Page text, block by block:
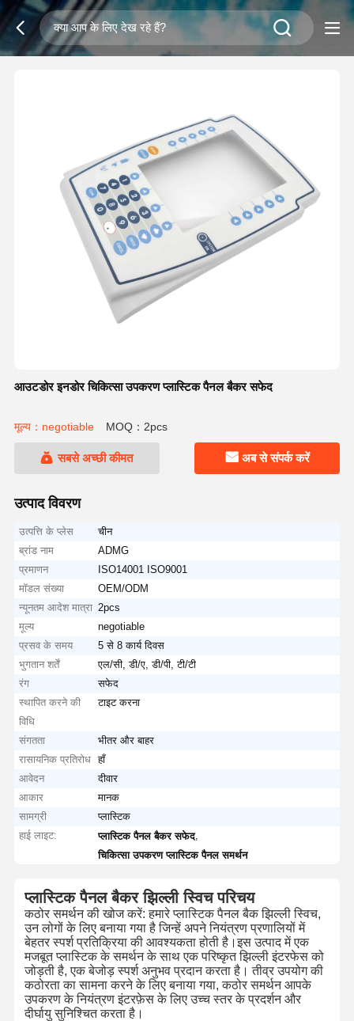
आउटडोर इनडोर चिकित्सा उपकरण प्लास्टिक पैनल बैकर सफेद
मूल्य：negotiable MOQ：2pcs
सबसे अच्छी कीमत अब से संपर्क करें
उत्पाद विवरण
उत्पत्ति के प्लेस
चीन
ब्रांड नाम
ADMG
प्रमाणन
ISO14001 ISO9001
मॉडल संख्या
OEM/ODM
न्यूनतम आदेश मात्रा 2pcs
मूल्य
negotiable
प्रसव के समय
5 से 8 कार्य दिवस
भुगतान शर्तें
एल/सी, डी/ए, डी/पी, टी/टी
रंग
सफेद
स्थापित करने की
विधि
टाइट करना
संगतता
भीतर और बाहर
रासायनिक प्रतिरोध
हाँ
आवेदन
दीवार
आकार
मानक
सामग्री
प्लास्टिक
हाई लाइट:
प्लास्टिक पैनल बैकर सफेद,
चिकित्सा उपकरण प्लास्टिक पैनल समर्थन
प्लास्टिक पैनल बैकर झिल्ली स्विच परिचय
कठोर समर्थन की खोज करें: हमारे प्लास्टिक पैनल बैक झिल्ली स्विच,
उन लोगों के लिए बनाया गया है जिन्हें अपने नियंत्रण प्रणालियों में
बेहतर स्पर्श प्रतिक्रिया की आवश्यकता होती है।इस उत्पाद में एक
मजबूत प्लास्टिक के समर्थन के साथ एक परिष्कृत झिल्ली इंटरफेस को
जोड़ती है, एक बेजोड़ स्पर्श अनुभव प्रदान करता है। तीव्र उपयोग की
कठोरता का सामना करने के लिए बनाया गया, कठोर समर्थन आपके
उपकरण के नियंत्रण इंटरफ़ेस के लिए उच्च स्तर के प्रदर्शन और
दीर्घायु सुनिश्चित करता है।